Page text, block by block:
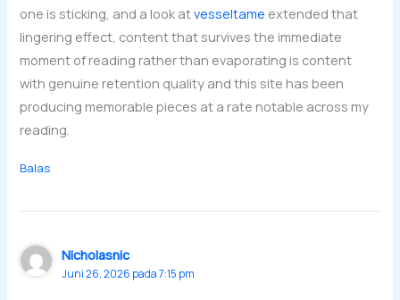
one is sticking, and a look atvesseltame extended that
lingering effect, content that survives the immediate
moment of reading rather than evaporating is content
with genuine retention quality and this site has been
producing memorable pieces at a rate notable across my
reading.
Balas
Nicholasnic
Juni 26, 2026 pada 7:15 pm